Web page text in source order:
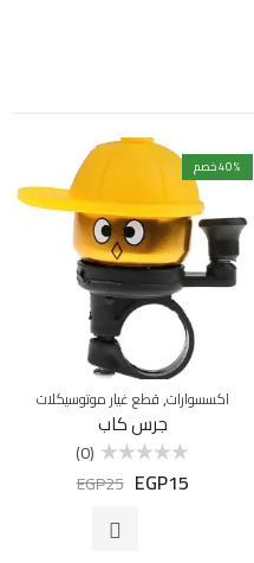
40% خصم
اكسسوارات,قطع غيار موتوسيكلات
جرس كاب
التقييم
(0)
EGP15
EGP25